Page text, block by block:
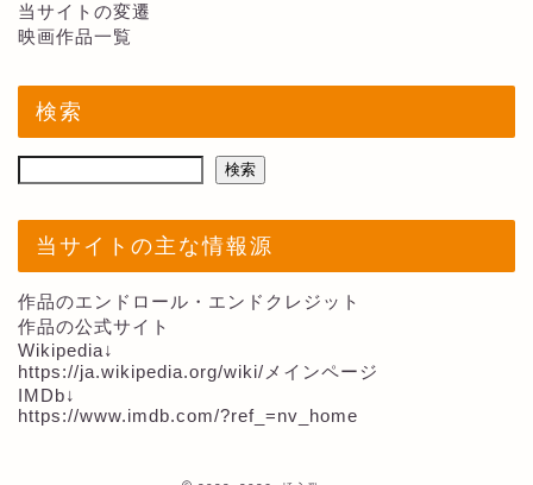
当サイトの変遷
映画作品一覧
検索
検索
当サイトの主な情報源
作品のエンドロール・エンドクレジット
作品の公式サイト
Wikipedia↓
https://ja.wikipedia.org/wiki/メインページ
IMDb↓
https://www.imdb.com/?ref_=nv_home